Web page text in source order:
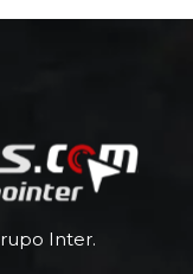
Inter.